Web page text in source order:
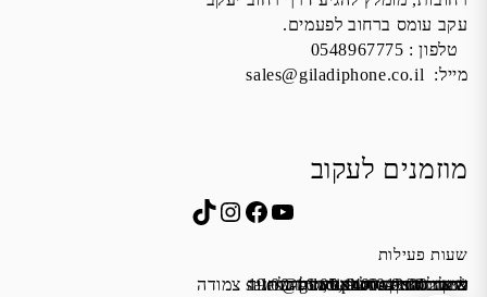
עקב עומס ברחוב לפעמים.
טלפון : 0548967775
מייל: sales@giladiphone.co.il
מוזמנים לעקוב
YouTube
Facebook
Instagram
TikTok
שעות פעילות
כתובת: אחד העם 5, רחובות
א׳-ה׳ 19:00-16:00,14:00-9:30
שישי 9:00-13:00
שבת סגור
מייל:sales@giladiphone.co.il
מיקום חנייה: יש אפשרות לחניה צמודה
לחנות התקשרו ואדאג לזה.
*נא להתקשר לפני הגעה